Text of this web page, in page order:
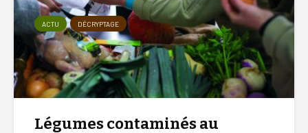
ACTU DÉCRYPTAGE
Légumes contaminés au